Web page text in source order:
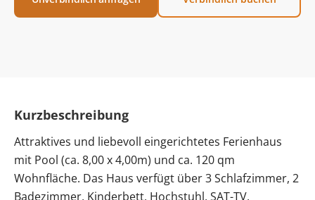
Kurzbeschreibung
Attraktives und liebevoll eingerichtetes Ferienhaus
mit Pool (ca. 8,00 x 4,00m) und ca. 120 qm
Wohnfläche. Das Haus verfügt über 3 Schlafzimmer, 2
Badezimmer, Kinderbett, Hochstuhl, SAT-TV,